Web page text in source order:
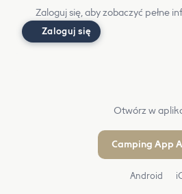
Zaloguj się, aby zobaczyć pełne
Zaloguj się
Otwórz w
Camping App
Android